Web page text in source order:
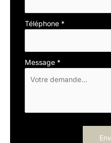
Téléphone *
Message *